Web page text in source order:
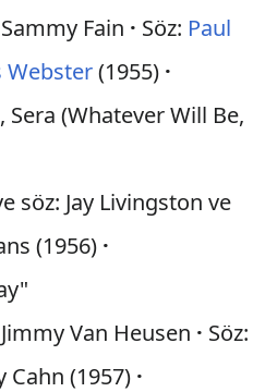
Fain
Söz: Paul
Webster(1955)
Sera (Whatever Will Be,
söz: Jay Livingston ve
(1956)
Van Heusen
Söz:
Cahn (1957)